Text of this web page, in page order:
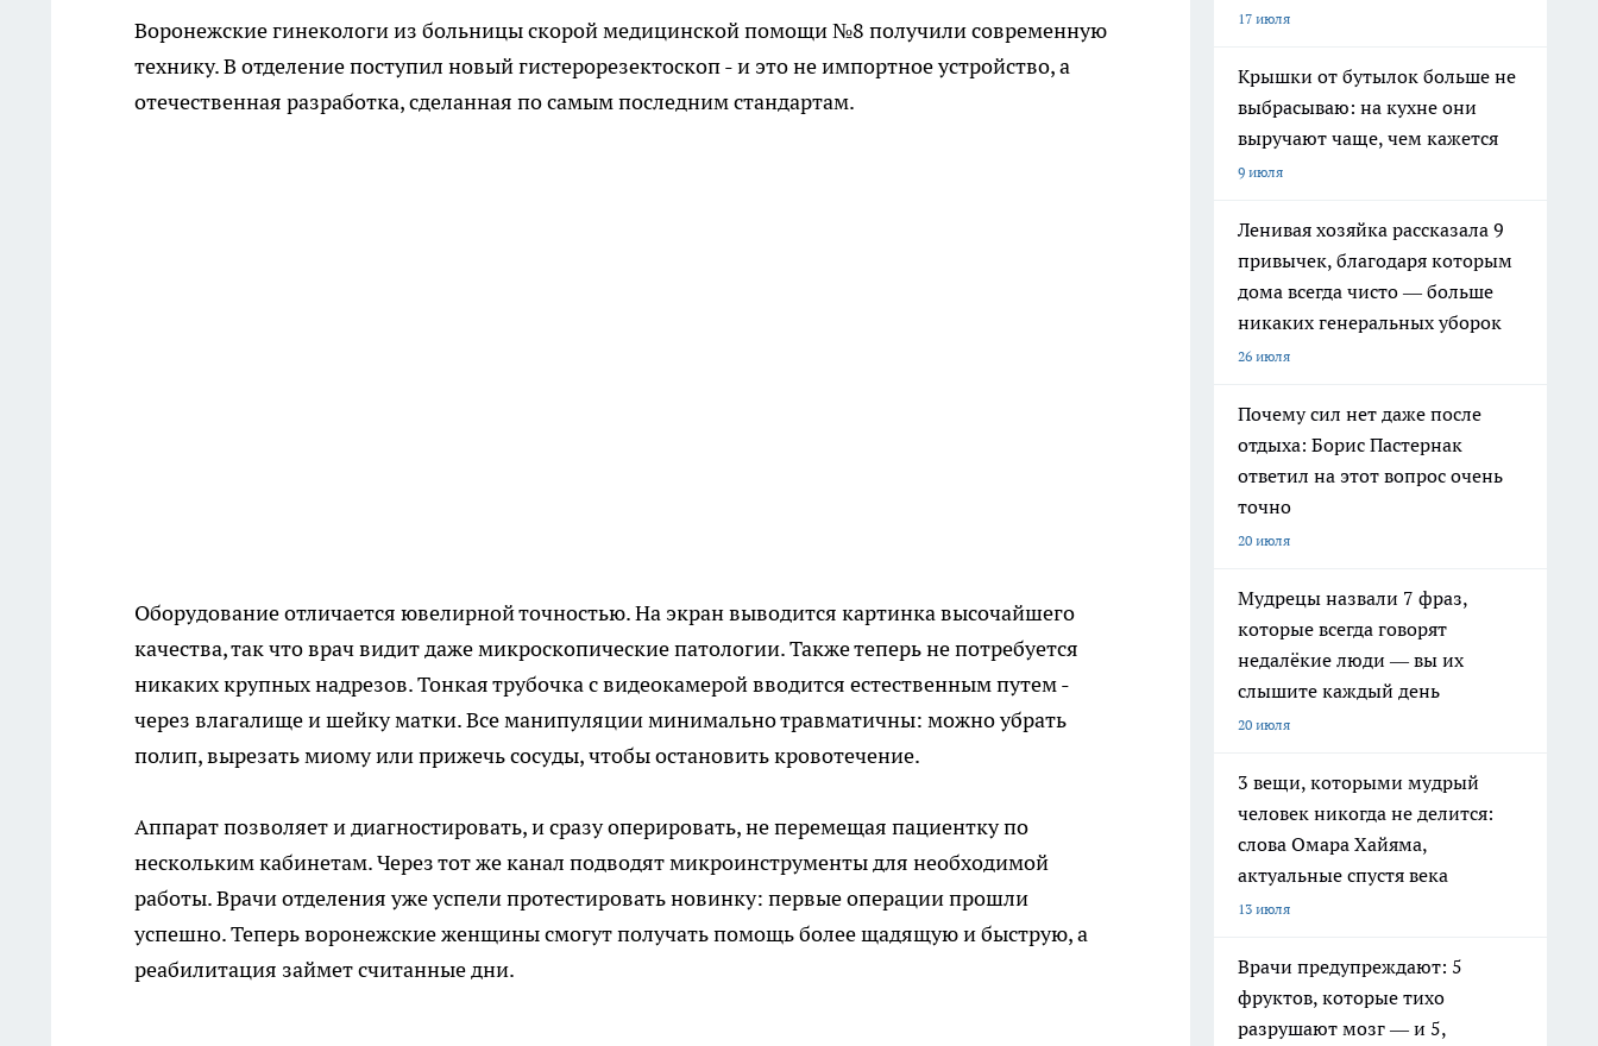
Воронежские гинекологи из больницы скорой медицинской помощи №8 получили современную
технику. В отделение поступил новый гистерорезектоскоп - и это не импортное устройство, а
отечественная разработка, сделанная по самым последним стандартам.
Оборудование отличается ювелирной точностью. На экран выводится картинка высочайшего
качества, так что врач видит даже микроскопические патологии. Также теперь не потребуется
никаких крупных надрезов. Тонкая трубочка с видеокамерой вводится естественным путем -
через влагалище и шейку матки. Все манипуляции минимально травматичны: можно убрать
полип, вырезать миому или прижечь сосуды, чтобы остановить кровотечение.
Аппарат позволяет и диагностировать, и сразу оперировать, не перемещая пациентку по
нескольким кабинетам. Через тот же канал подводят микроинструменты для необходимой
работы. Врачи отделения уже успели протестировать новинку: первые операции прошли
успешно. Теперь воронежские женщины смогут получать помощь более щадящую и быструю, а
реабилитация займет считанные дни.
17 июля
Крышки от бутылок больше не
выбрасываю: на кухне они
выручают чаще, чем кажется
9 июля
Ленивая хозяйка рассказала 9
привычек, благодаря которым
дома всегда чисто — больше
никаких генеральных уборок
26 июля
Почему сил нет даже после
отдыха: Борис Пастернак
ответил на этот вопрос очень
точно
20 июля
Мудрецы назвали 7 фраз,
которые всегда говорят
недалёкие люди — вы их
слышите каждый день
20 июля
3 вещи, которыми мудрый
человек никогда не делится:
слова Омара Хайяма,
актуальные спустя века
13 июля
Врачи предупреждают: 5
фруктов, которые тихо
разрушают мозг — и 5,